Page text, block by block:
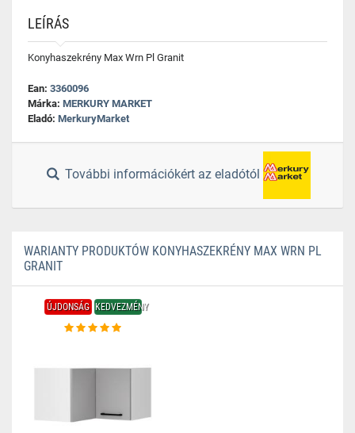
LEÍRÁS
Konyhaszekrény Max Wrn Pl Granit
Ean: 3360096
Márka: MERKURY MARKET
Eladó: MerkuryMarket
További információkért az eladótól
WARIANTY PRODUKTÓW KONYHASZEKRÉNY MAX WRN PL
GRANIT
ÚJDONSÁG KEDVEZMÉNY